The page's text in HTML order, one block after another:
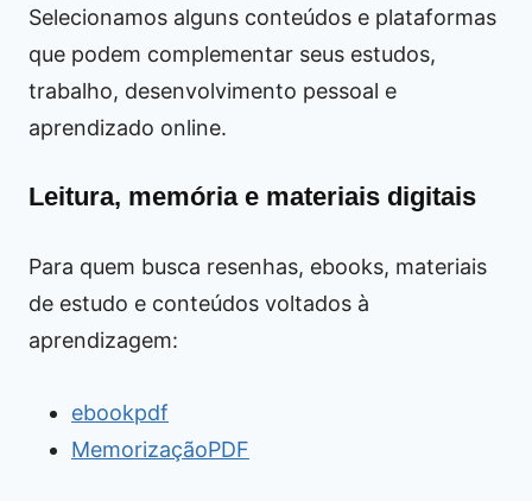
Selecionamos alguns conteúdos e plataformas
que podem complementar seus estudos,
trabalho, desenvolvimento pessoal e
aprendizado online.
Leitura, memória e materiais digitais
Para quem busca resenhas, ebooks, materiais
de estudo e conteúdos voltados à
aprendizagem:
ebookpdf
MemorizaçãoPDF